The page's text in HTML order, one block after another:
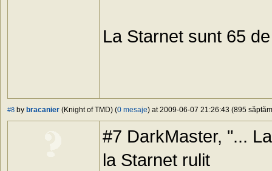
La Starnet sunt 65
#8 by bracanier (Knight of TMD) (0 mesaje) at 2009-06-07 21:26:43 (895
#7 DarkMaster, "...
la Starnet rulit